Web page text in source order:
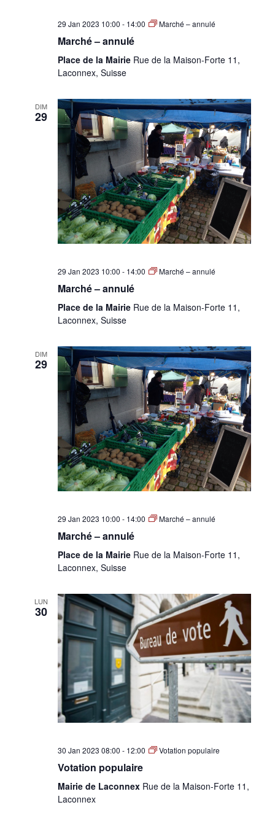
29 Jan 2023 10:00 - 14:00 Marché – annulé
Marché – annulé
Place de la Mairie Rue de la Maison-Forte 11,
Laconnex, Suisse
DIM
29
29 Jan 2023 10:00 - 14:00 Marché – annulé
Marché – annulé
Place de la Mairie Rue de la Maison-Forte 11,
Laconnex, Suisse
DIM
29
29 Jan 2023 10:00 - 14:00 Marché – annulé
Marché – annulé
Place de la Mairie Rue de la Maison-Forte 11,
Laconnex, Suisse
LUN
30
30 Jan 2023 08:00 - 12:00 Votation populaire
Votation populaire
Mairie de Laconnex Rue de la Maison-Forte 11,
Laconnex